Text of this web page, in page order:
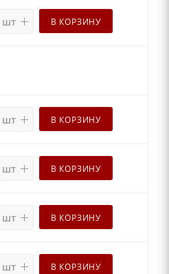
шт В КОРЗИНУ
шт В КОРЗИНУ
шт В КОРЗИНУ
шт В КОРЗИНУ
шт В КОРЗИНУ